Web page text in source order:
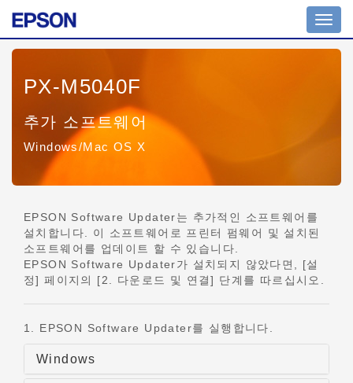
PX-M5040F
추가 소프트웨어
Windows/Mac OS X
EPSON Software Updater는 추가적인 소프트웨어를
설치합니다. 이 소프트웨어로 프린터 펌웨어 및 설치된
소프트웨어를 업데이트 할 수 있습니다.
EPSON Software Updater가 설치되지 않았다면, [설
정] 페이지의 [2. 다운로드 및 연결] 단계를 따르십시오.
1. EPSON Software Updater를 실행합니다.
Windows